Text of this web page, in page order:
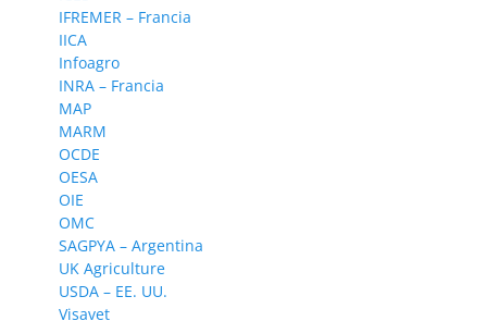
IFREMER – Francia
IICA
Infoagro
INRA – Francia
MAP
MARM
OCDE
OESA
OIE
OMC
SAGPYA – Argentina
UK Agriculture
USDA – EE. UU.
Visavet